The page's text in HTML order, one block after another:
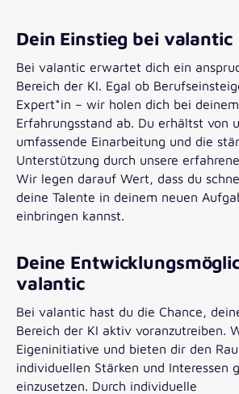
Dein Einstieg bei valantic
Bei valantic erwartet dich ein
Bereich der KI. Egal ob
Expert*in – wir holen dich bei
Erfahrungsstand ab. Du erhältst von
umfassende Einarbeitung und die
Unterstützung durch unsere
Wir legen darauf Wert, dass du
deine Talente in deinem neuen
einbringen kannst.
Deine
valantic
Bei valantic hast du die Chance,
Bereich der KI aktiv voranzutreiben.
Eigeninitiative und bieten dir den
individuellen Stärken und Interessen
einzusetzen. Durch individuelle